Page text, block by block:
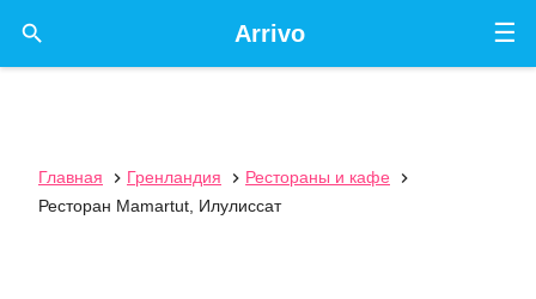
☰
Arrivo

Главная  Гренландия  Рестораны и кафе

Ресторан Mamartut, Илулиссат